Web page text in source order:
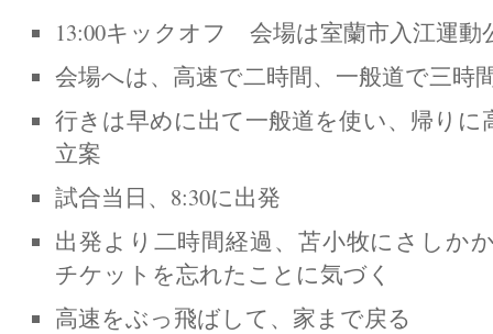
13:00キックオフ 会場は室蘭市入江運動
会場へは、高速で二時間、一般道で三時
行きは早めに出て一般道を使い、帰りに
立案
試合当日、8:30に出発
出発より二時間経過、苫小牧にさしか
チケットを忘れたことに気づく
高速をぶっ飛ばして、家まで戻る